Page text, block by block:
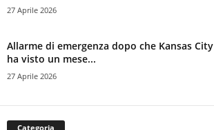
27 Aprile 2026
Allarme di emergenza dopo che Kansas City
ha visto un mese...
27 Aprile 2026
Categoria